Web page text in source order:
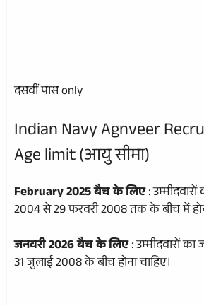
दसवीं पास only
Indian Navy Agnveer
Age limit (आयु सीमा)
February 2025 बैच के लिए:
2004 से 29 फरवरी 2008 तक के बीच में
जनवरी 2026 बैच के लिए: उम्मीदवारों
31 जुलाई 2008 के बीच होना चाहिए।